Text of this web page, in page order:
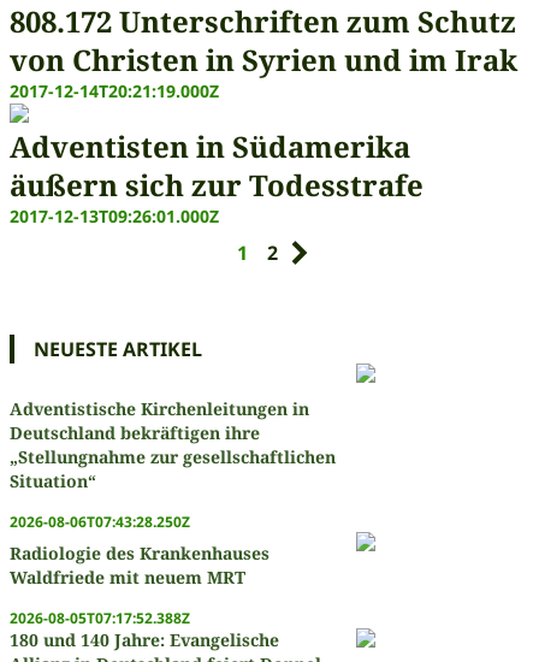
808.172 Unterschriften zum Schutz
von Christen in Syrien und im Irak
2017-12-14T20:21:19.000Z
Adventisten in Südamerika
äußern sich zur Todesstrafe
2017-12-13T09:26:01.000Z
1 2
NEUESTE ARTIKEL
Adventistische Kirchenleitungen in
Deutschland bekräftigen ihre
„Stellungnahme zur gesellschaftlichen
Situation“
2026-08-06T07:43:28.250Z
Radiologie des Krankenhauses
Waldfriede mit neuem MRT
2026-08-05T07:17:52.388Z
180 und 140 Jahre: Evangelische